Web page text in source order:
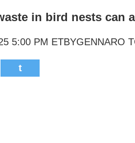
in bird nests can
5:00 PM ETBYGENNARO
t